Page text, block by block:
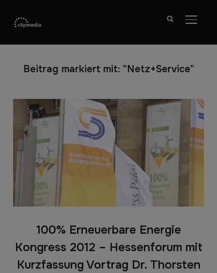
Beitrag markiert mit: "Netz+Service"
100% Erneuerbare Energie
Kongress 2012 – Hessenforum mit
Kurzfassung Vortrag Dr. Thorsten